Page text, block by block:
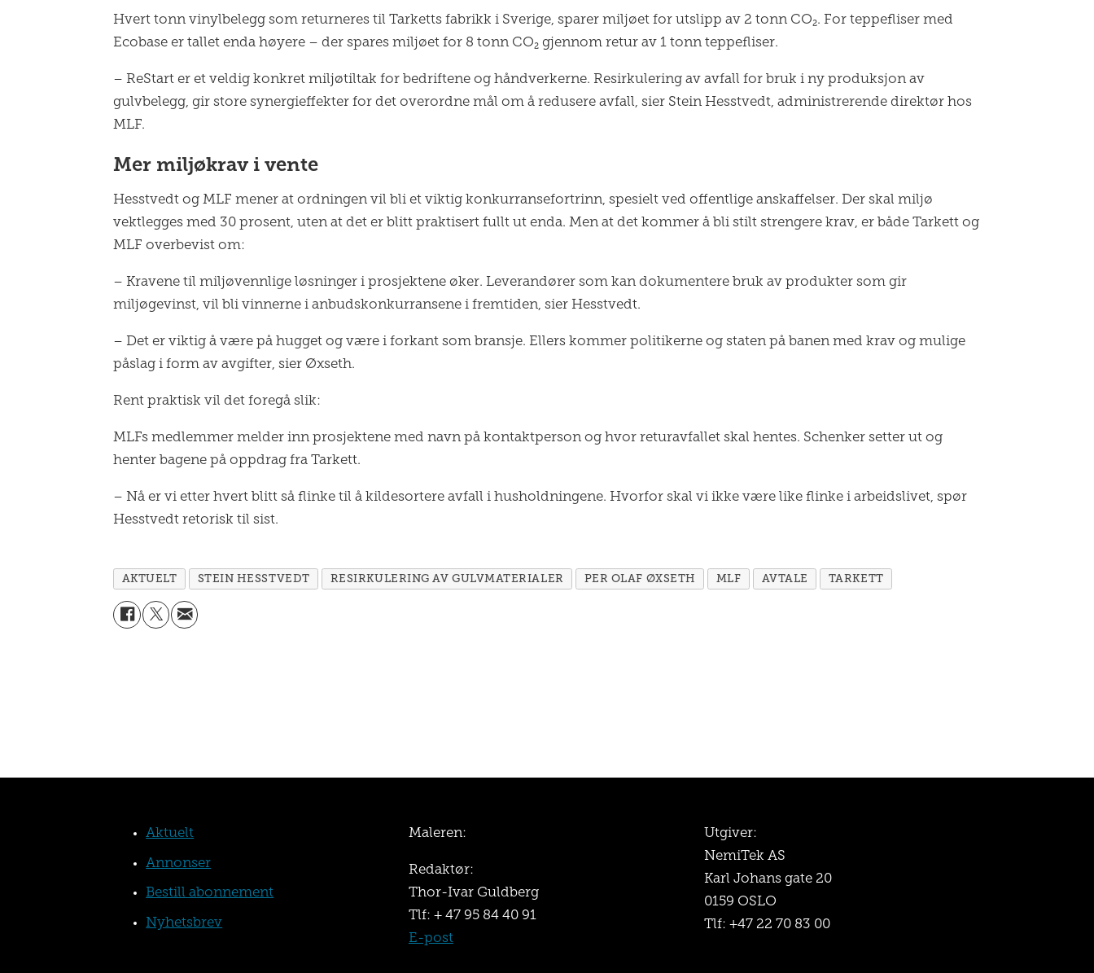
Hvert tonn vinylbelegg som returneres til Tarketts fabrikk i Sverige, sparer miljøet for utslipp av 2 tonn CO₂. For teppefliser med
Ecobase er tallet enda høyere – der spares miljøet for 8 tonn CO₂ gjennom retur av 1 tonn teppefliser.
– ReStart er et veldig konkret miljøtiltak for bedriftene og håndverkerne. Resirkulering av avfall for bruk i ny produksjon av
gulvbelegg, gir store synergieffekter for det overordne mål om å redusere avfall, sier Stein Hesstvedt, administrerende direktør hos
MLF.
Mer miljøkrav i vente
Hesstvedt og MLF mener at ordningen vil bli et viktig konkurransefortrinn, spesielt ved offentlige anskaffelser. Der skal miljø
vektlegges med 30 prosent, uten at det er blitt praktisert fullt ut enda. Men at det kommer å bli stilt strengere krav, er både Tarkett og
MLF overbevist om:
– Kravene til miljøvennlige løsninger i prosjektene øker. Leverandører som kan dokumentere bruk av produkter som gir
miljøgevinst, vil bli vinnerne i anbudskonkurransene i fremtiden, sier Hesstvedt.
– Det er viktig å være på hugget og være i forkant som bransje. Ellers kommer politikerne og staten på banen med krav og mulige
påslag i form av avgifter, sier Øxseth.
Rent praktisk vil det foregå slik:
MLFs medlemmer melder inn prosjektene med navn på kontaktperson og hvor returavfallet skal hentes. Schenker setter ut og
henter bagene på oppdrag fra Tarkett.
– Nå er vi etter hvert blitt så flinke til å kildesortere avfall i husholdningene. Hvorfor skal vi ikke være like flinke i arbeidslivet, spør
Hesstvedt retorisk til sist.
AKTUELT STEIN HESSTVEDT RESIRKULERING AV GULVMATERIALER PER OLAF ØXSETH MLF AVTALE TARKETT
Aktuelt
Annonser
Bestill abonnement
Nyhetsbrev
Maleren:
Redaktør:
Thor-Ivar Guldberg
Tlf: + 47 95 84 40 91
E-post
Utgiver:
NemiTek AS
Karl Johans gate 20
0159 OSLO
Tlf: +47 22 70 83 00